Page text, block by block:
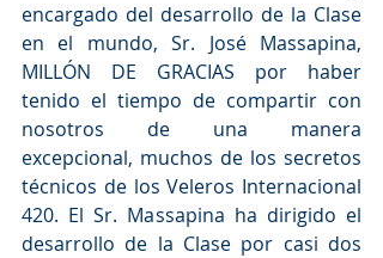
encargado del desarrollo de la Clase
en el mundo, Sr. José Massapina,
MILLÓN DE GRACIAS por haber
tenido el tiempo de compartir con
nosotros de una manera
excepcional, muchos de los secretos
técnicos de los Veleros Internacional
420. El Sr. Massapina ha dirigido el
desarrollo de la Clase por casi dos